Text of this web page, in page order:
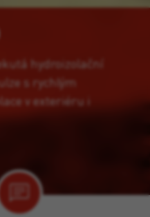
hydroizolační
s rychlým
v exteriéru i